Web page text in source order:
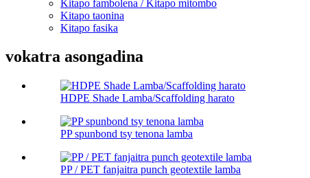
Kitapo fambolena / Kitapo mitombo
Kitapo taonina
Kitapo fasika
vokatra asongadina
HDPE Shade Lamba/Scaffolding harato
PP spunbond tsy tenona lamba
PP / PET fanjaitra punch geotextile lamba